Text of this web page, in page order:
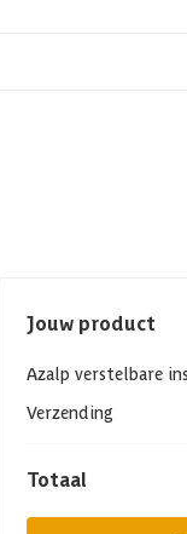
Jouw product
Azalp verstelbare
Verzending
Totaal